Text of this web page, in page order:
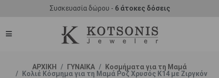
Συσκευασία δώρου - 6 άτοκες δόσεις
ΑΡΧΙΚΗ ΓΥΝΑΙΚΑ
Κοσμήματα για τη Μαμά
Κολιέ Κόσμημα για τη Μαμά Ροζ Χρυσός Κ14 με Ζιργκόν